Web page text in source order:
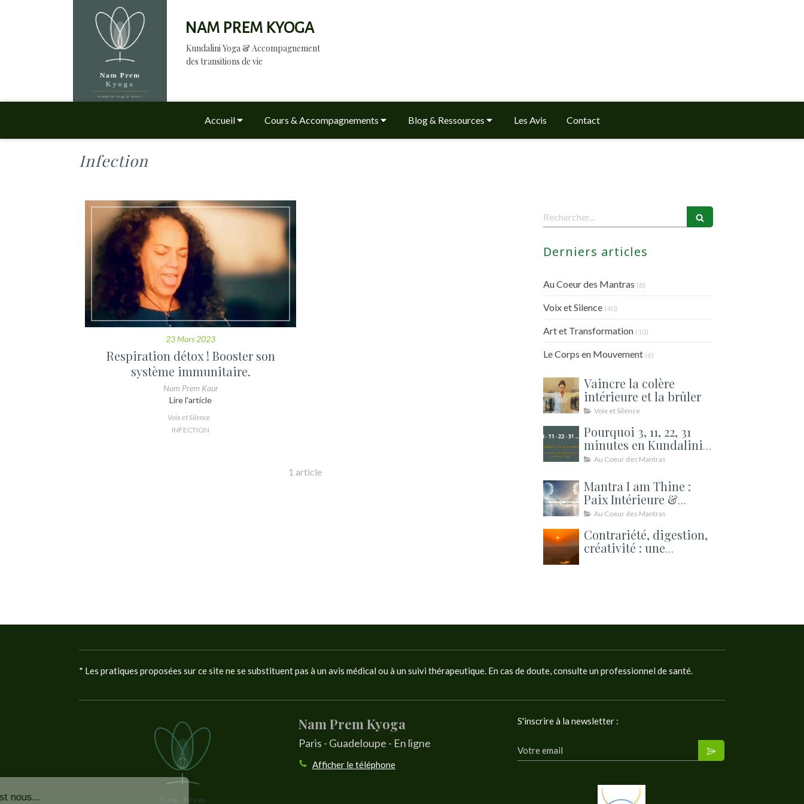
NAM PREM KYOGA
Kundalini Yoga & Accompagnement
des transitions de vie
Accueil Cours & Accompagnements Blog & Ressources Les Avis Contact
Infection
23 Mars 2023
Respiration détox ! Booster son
système immunitaire.
Nam Prem Kaur
Lire l'article
Voix et Silence
INFECTION
1 article
Rechercher
Derniers articles
Au Coeur des Mantras (8)
Voix et Silence (40)
Art et Transformation (10)
Le Corps en Mouvement (6)
Vaincre la colère
intérieure et la brûler
Voix et Silence
Pourquoi 3, 11, 22, 31
minutes en Kundalini
Yoga ? Les durées de
Au Coeur des Mantras
Mantra I am Thine :
Paix Intérieure &
Relations | Kundalini
Au Coeur des Mantras
Contrariété, digestion,
créativité : une
* Les pratiques proposées sur ce site ne se substituent pas à un avis médical ou à un suivi thérapeutique. En cas de doute, consulte un professionnel de santé.
Nam Prem Kyoga
Paris - Guadeloupe - En ligne
Afficher le téléphone
S'inscrire à la newsletter :
Votre email
Bonjour c'est nous...